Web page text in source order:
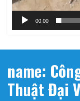
00:00
name:
Thuật Đại